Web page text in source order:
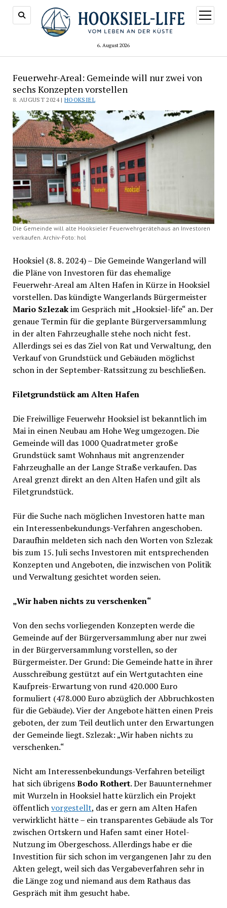
6. August 2026
Menü
öffnen
Feuerwehr-Areal: Gemeinde will nur zwei von
sechs Konzepten vorstellen
8. AUGUST 2024 |HOOKSIEL
Die Gemeinde will alte Hooksieler Feuerwehrgerätehaus an Investoren
verkaufen. Archiv-Foto: hol
Hooksiel (8. 8. 2024) – Die Gemeinde Wangerland will
die Pläne von Investoren für das ehemalige
Feuerwehr-Areal am Alten Hafen in Kürze in Hooksiel
vorstellen. Das kündigte Wangerlands Bürgermeister
Mario Szlezakim Gespräch mit „Hooksiel-life“ an. Der
genaue Termin für die geplante Bürgerversammlung
in der alten Fahrzeughalle stehe noch nicht fest.
Allerdings sei es das Ziel von Rat und Verwaltung, den
Verkauf von Grundstück und Gebäuden möglichst
schon in der September-Ratssitzung zu beschließen.
Filetgrundstück am Alten Hafen
Die Freiwillige Feuerwehr Hooksiel ist bekanntlich im
Mai in einen Neubau am Hohe Weg umgezogen. Die
Gemeinde will das 1000 Quadratmeter große
Grundstück samt Wohnhaus mit angrenzender
Fahrzeughalle an der Lange Straße verkaufen. Das
Areal grenzt direkt an den Alten Hafen und gilt als
Filetgrundstück.
Für die Suche nach möglichen Investoren hatte man
ein Interessenbekundungs-Verfahren angeschoben.
Daraufhin meldeten sich nach den Worten von Szlezak
bis zum 15. Juli sechs Investoren mit entsprechenden
Konzepten und Angeboten, die inzwischen von Politik
und Verwaltung gesichtet worden seien.
„Wir haben nichts zu verschenken“
Von den sechs vorliegenden Konzepten werde die
Gemeinde auf der Bürgerversammlung aber nur zwei
in der Bürgerversammlung vorstellen, so der
Bürgermeister. Der Grund: Die Gemeinde hatte in ihrer
Ausschreibung gestützt auf ein Wertgutachten eine
Kaufpreis-Erwartung von rund 420.000 Euro
formuliert (478.000 Euro abzüglich der Abbruchkosten
für die Gebäude). Vier der Angebote hätten einen Preis
geboten, der zum Teil deutlich unter den Erwartungen
der Gemeinde liegt. Szlezak: „Wir haben nichts zu
verschenken.“
Nicht am Interessenbekundungs-Verfahren beteiligt
hat sich übrigensBodo Rothert. Der Bauunternehmer
mit Wurzeln in Hooksiel hatte kürzlich ein Projekt
öffentlichvorgestellt, das er gern am Alten Hafen
verwirklicht hätte – ein transparentes Gebäude als Tor
zwischen Ortskern und Hafen samt einer Hotel-
Nutzung im Obergeschoss. Allerdings habe er die
Investition für sich schon im vergangenen Jahr zu den
Akten gelegt, weil sich das Vergabeverfahren sehr in
die Länge zog und niemand aus dem Rathaus das
Gespräch mit ihm gesucht habe.